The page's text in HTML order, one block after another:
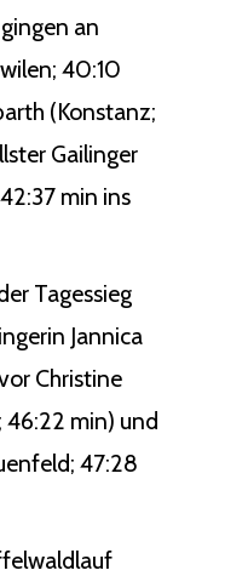
an
40:10
(Konstanz;
Gailinger
min ins
Tagessieg
Jannica
Christine
46:22 min) und
47:28